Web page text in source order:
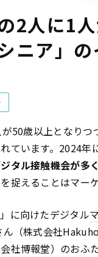
2人に1
ニア」の
50歳以上となり
ています。2024
タル接触機会が多
捉えることはマー
に向けたデジタル
（株式会社
社博報堂）のおふ